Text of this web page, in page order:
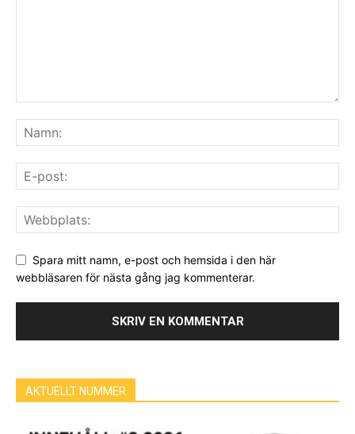
Spara mitt namn, e-post och hemsida i den här
webbläsaren för nästa gång jag kommenterar.
AKTUELLT NUMMER